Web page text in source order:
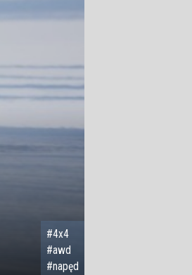
#4x4
#awd
#napęd